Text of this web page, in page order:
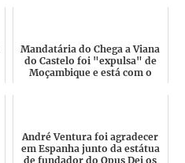
Mandatária do Chega a Viana
do Castelo foi "expulsa" de
Moçambique e está com o
André Ventura foi agradecer
em Espanha junto da estátua
de fundador do Opus Dei os